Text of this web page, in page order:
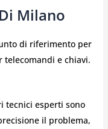
Milano
di riferimento per
telecomandi e chiavi.
tecnici esperti sono
il problema,